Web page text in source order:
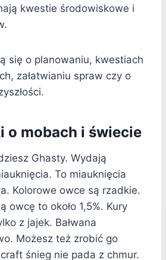
kwestie środowiskowe i
się o planowaniu, kwestiach
załatwianiu spraw czy o
o mobach i świecie
Ghasty. Wydają
To miauknięcia
Kolorowe owce są rzadkie.
owcę to około 1,5%. Kury
z jajek. Bałwana
Możesz też zrobić go
śnieg nie pada z chmur.